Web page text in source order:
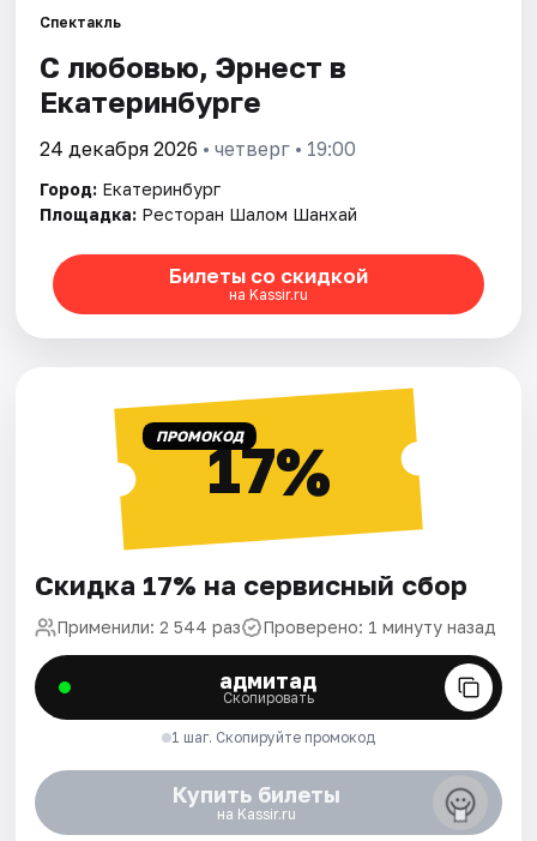
Города
Площадки
Рейтинги
Спектакль
С любовью, Эрнест в
Екатеринбурге
24 декабря 2026 • четверг • 19:00
Город: Екатеринбург
Площадка: Ресторан Шалом Шанхай
Билеты со скидкой
на Kassir.ru
ПРОМОКОД17%
Скидка 17% на сервисный сбор
Применили: 2 544 раз Проверено: 1 минуту назад
адмитад
Скопировать
1 шаг. Скопируйте промокод
Купить билеты
на Kassir.ru